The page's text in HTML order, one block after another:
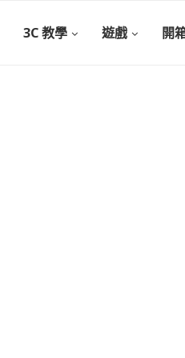
3C 教學 遊戲 開